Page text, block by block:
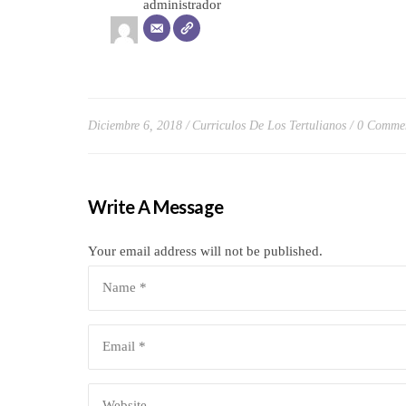
administrador
Diciembre 6, 2018 Curriculos De Los Tertulianos 0
Write A Message
Your email address will not be published.